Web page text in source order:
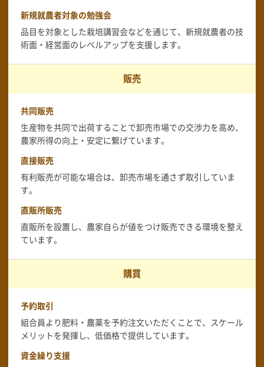
新規就農者対象の勉強会
品目を対象とした栽培講習会などを通じて、新規就農者の技
術面・経営面のレベルアップを支援します。
販売
共同販売
生産物を共同で出荷することで卸売市場での交渉力を高め、
農家所得の向上・安定に繋げています。
直接販売
有利販売が可能な場合は、卸売市場を通さず取引していま
す。
直販所販売
直販所を設置し、農家自らが値をつけ販売できる環境を整え
ています。
購買
予約取引
組合員より肥料・農薬を予約注文いただくことで、スケール
メリットを発揮し、低価格で提供しています。
資金繰り支援